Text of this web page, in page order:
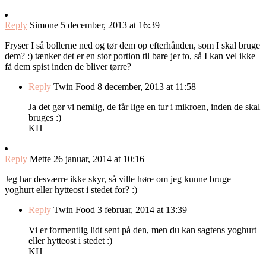
Reply Simone 5 december, 2013 at 16:39
Fryser I så bollerne ned og tør dem op efterhånden, som I skal bruge
dem? :) tænker det er en stor portion til bare jer to, så I kan vel ikke
få dem spist inden de bliver tørre?
Reply Twin Food 8 december, 2013 at 11:58
Ja det gør vi nemlig, de får lige en tur i mikroen, inden de skal
bruges :)
KH
Reply Mette 26 januar, 2014 at 10:16
Jeg har desværre ikke skyr, så ville høre om jeg kunne bruge
yoghurt eller hytteost i stedet for? :)
Reply Twin Food 3 februar, 2014 at 13:39
Vi er formentlig lidt sent på den, men du kan sagtens yoghurt
eller hytteost i stedet :)
KH